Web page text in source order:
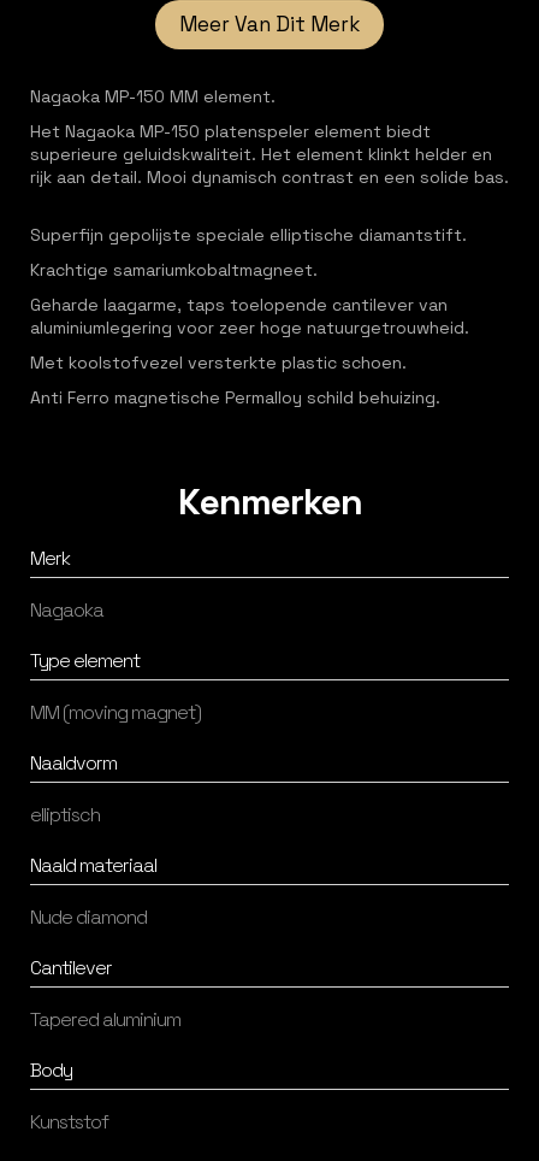
Meer Van Dit Merk
Nagaoka MP-150 MM element.
Het Nagaoka MP-150 platenspeler element biedt
superieure geluidskwaliteit. Het element klinkt helder en
rijk aan detail. Mooi dynamisch contrast en een solide bas.
Superfijn gepolijste speciale elliptische diamantstift.
Krachtige samariumkobaltmagneet.
Geharde laagarme, taps toelopende cantilever van
aluminiumlegering voor zeer hoge natuurgetrouwheid.
Met koolstofvezel versterkte plastic schoen.
Anti Ferro magnetische Permalloy schild behuizing.
Kenmerken
Merk
Nagaoka
Type element
MM (moving magnet)
Naaldvorm
elliptisch
Naald materiaal
Nude diamond
Cantilever
Tapered aluminium
Body
Kunststof